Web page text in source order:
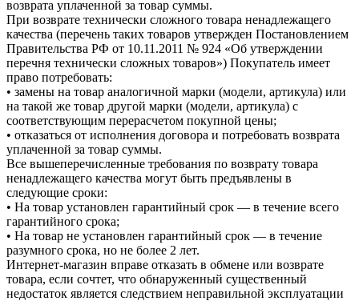
возврата уплаченной за товар суммы.
При возврате технически сложного товара ненадлежащего
качества (перечень таких товаров утвержден Постановлением
Правительства РФ от 10.11.2011 № 924 «Об утверждении
перечня технически сложных товаров») Покупатель имеет
право потребовать:
• замены на товар аналогичной марки (модели, артикула) или
на такой же товар другой марки (модели, артикула) с
соответствующим перерасчетом покупной цены;
• отказаться от исполнения договора и потребовать возврата
уплаченной за товар суммы.
Все вышеперечисленные требования по возврату товара
ненадлежащего качества могут быть предъявлены в
следующие сроки:
• На товар установлен гарантийный срок — в течение всего
гарантийного срока;
• На товар не установлен гарантийный срок — в течение
разумного срока, но не более 2 лет.
Интернет-магазин вправе отказать в обмене или возврате
товара, если сочтет, что обнаруженный существенный
недостаток является следствием неправильной эксплуатации